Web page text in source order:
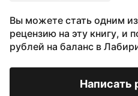
Вы можете стать одним
рецензию на эту книгу, и
рублей на баланс в
Написать